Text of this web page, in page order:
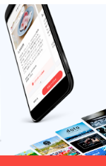
光工房
スでは
ありま
せん。
加工品
につ
き、食
器洗洗
浄機は
ご使用
いただ
けませ
加工の
ため、
るの
で、い
つもの
一杯が
よりお
楽しみ
頂ける
グラス
となっ
ており
ます。
製品情
報・仕
様 口径